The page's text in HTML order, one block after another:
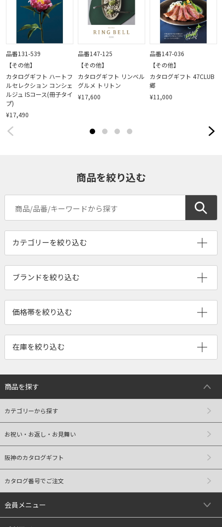
品番131-539
【その他】
カタログギフト ハートフ
ルセレクション コンシェ
ルジュ ISコース(冊子タイ
プ)
¥17,490
品番147-125
【その他】
カタログギフト リンベル
グルメ トリトン
¥17,600
品番147-036
【その他】
カタログギフト 47CLUB
郷
¥11,000
商品を絞り込む
ブランドを絞り込む
商品を探す
カテゴリーから探す
お祝い・お返し・お見舞い
阪神のカタログギフト
カタログ番号でご注文
会員メニュー